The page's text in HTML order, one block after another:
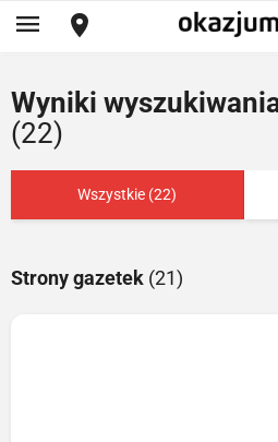
Wyniki
(22)
Wszystkie (22)
Strony gazetek (21)